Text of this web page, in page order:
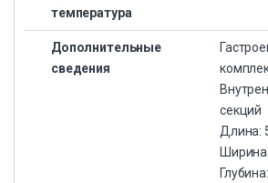
температура
Дополнительные
сведения
секций
Длина: